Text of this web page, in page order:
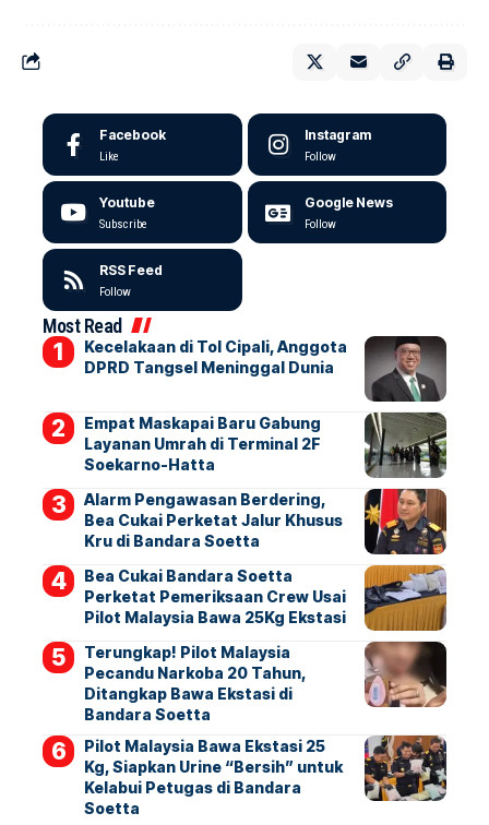
Facebook
Like
Instagram
Follow
Youtube
Subscribe
Google News
Follow
RSS Feed
Follow
Most Read
Kecelakaan di Tol Cipali, Anggota
DPRD Tangsel Meninggal Dunia
Empat Maskapai Baru Gabung
Layanan Umrah di Terminal 2F
Soekarno-Hatta
Alarm Pengawasan Berdering,
Bea Cukai Perketat Jalur Khusus
Kru di Bandara Soetta
Bea Cukai Bandara Soetta
Perketat Pemeriksaan Crew Usai
Pilot Malaysia Bawa 25Kg Ekstasi
Terungkap! Pilot Malaysia
Pecandu Narkoba 20 Tahun,
Ditangkap Bawa Ekstasi di
Bandara Soetta
Pilot Malaysia Bawa Ekstasi 25
Kg, Siapkan Urine “Bersih” untuk
Kelabui Petugas di Bandara
Soetta